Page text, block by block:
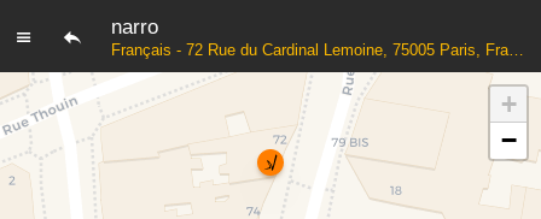
narro
Français - 72 Rue du Cardinal Lemoine, 75005 Paris, France
+
−